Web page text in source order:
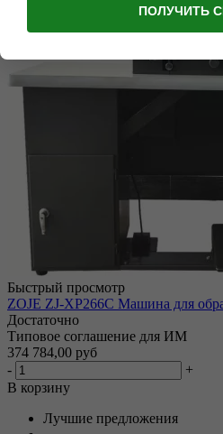
Быстрый просмотр
ZOJE ZJ-XP266C Машина для
Достаточно
Типовое соглашение для ИМ
374 784,00 руб
-
+
В корзину
Лучшие предложения
ПОЛУЧИТЬ